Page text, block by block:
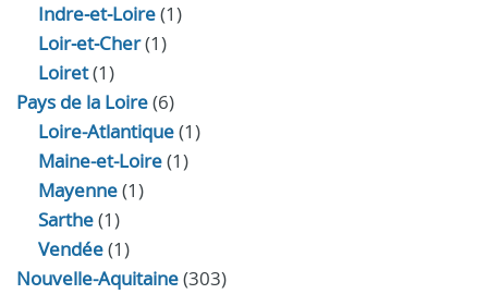
Indre‑et‑Loire(1)
Loir‑et‑Cher(1)
Loiret(1)
Pays de la Loire(6)
Loire-Atlantique(1)
Maine-et-Loire(1)
Mayenne(1)
Sarthe(1)
Vendée(1)
Nouvelle-Aquitaine(303)